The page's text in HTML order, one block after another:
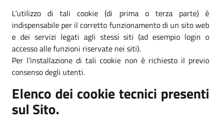
L’utilizzo di tali cookie (di prima o terza parte) è
indispensabile per il corretto funzionamento di un sito web
e dei servizi legati agli stessi siti (ad esempio login o
accesso alle funzioni riservate nei siti).
Per l’installazione di tali cookie non è richiesto il previo
consenso degli utenti.
Elenco dei cookie tecnici presenti
sul Sito.